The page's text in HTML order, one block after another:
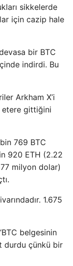
sikkelerde
için cazip hale
bir BTC
indirdi. Bu
Arkham X’i
etere gittiğini
769 BTC
920 ETH (2.22
milyon dolar)
1.675
belgesinin
durdu çünkü bir